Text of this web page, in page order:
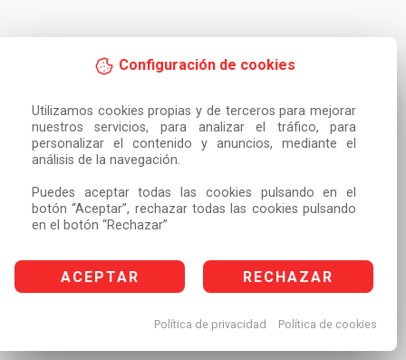
Configuración de cookies
Utilizamos cookies propias y de terceros para mejorar
nuestros servicios, para analizar el tráfico, para
personalizar el contenido y anuncios, mediante el
análisis de la navegación.
Puedes aceptar todas las cookies pulsando en el
botón “Aceptar”, rechazar todas las cookies pulsando
en el botón “Rechazar”
ACEPTAR RECHAZAR
Política de privacidad Política de cookies